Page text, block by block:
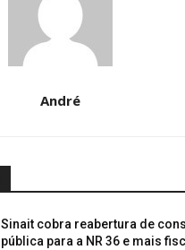
André
Sinait cobra reabertura de
pública para a NR 36 e mais